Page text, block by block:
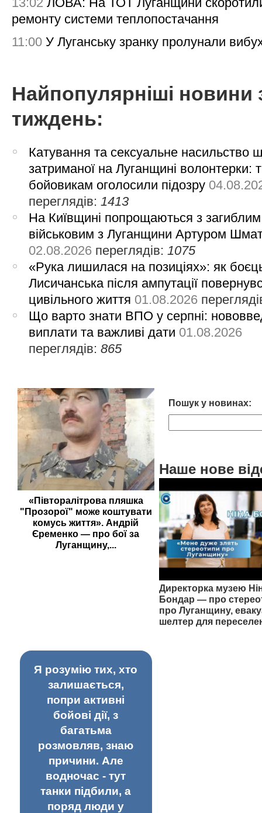
ремонту системи теплопостачання
11:00 У Луганську зранку пролунали
Найпопулярніші новини
тиждень:
Катування та сексуальне насильство
затриманої на Луганщині волонтерки:
бойовикам оголосили підозру
переглядів: 1413
На Київщині попрощаються з загиблим
військовим з Луганщини Артуром
02.08.2026 переглядів: 1075
«Рука лишилася на позиціях»: як
Лисичанська після ампутації
цивільного життя 01.08.2026
Що варто знати ВПО у серпні:
виплати та важливі дати 01.08.2026
переглядів:865
«Півторалітрова пляшка
"Прозорої" може коштувати
комусь життя». Андрій
Єременко — про бої за
Луганщину,...
Пошук у новинах:
Наше нове
Директорка музею
Бондар — про
про Луганщину,
шелтер для
Я розумію тих, хто
залишається,
попри активні
бойові дії, з
багатьма
розмовляв, знаю
причини. Але
водночас - тут
танки підбили, а
поряд люди у